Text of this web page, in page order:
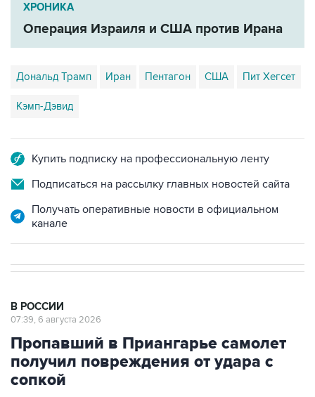
ХРОНИКА
Операция Израиля и США против Ирана
Дональд Трамп Иран Пентагон США Пит Хегсет
Кэмп-Дэвид
Купить подписку на профессиональную ленту
Подписаться на рассылку главных новостей сайта
Получать оперативные новости в официальном
канале
В РОССИИ
07:39, 6 августа 2026
Пропавший в Приангарье самолет
получил повреждения от удара с
сопкой